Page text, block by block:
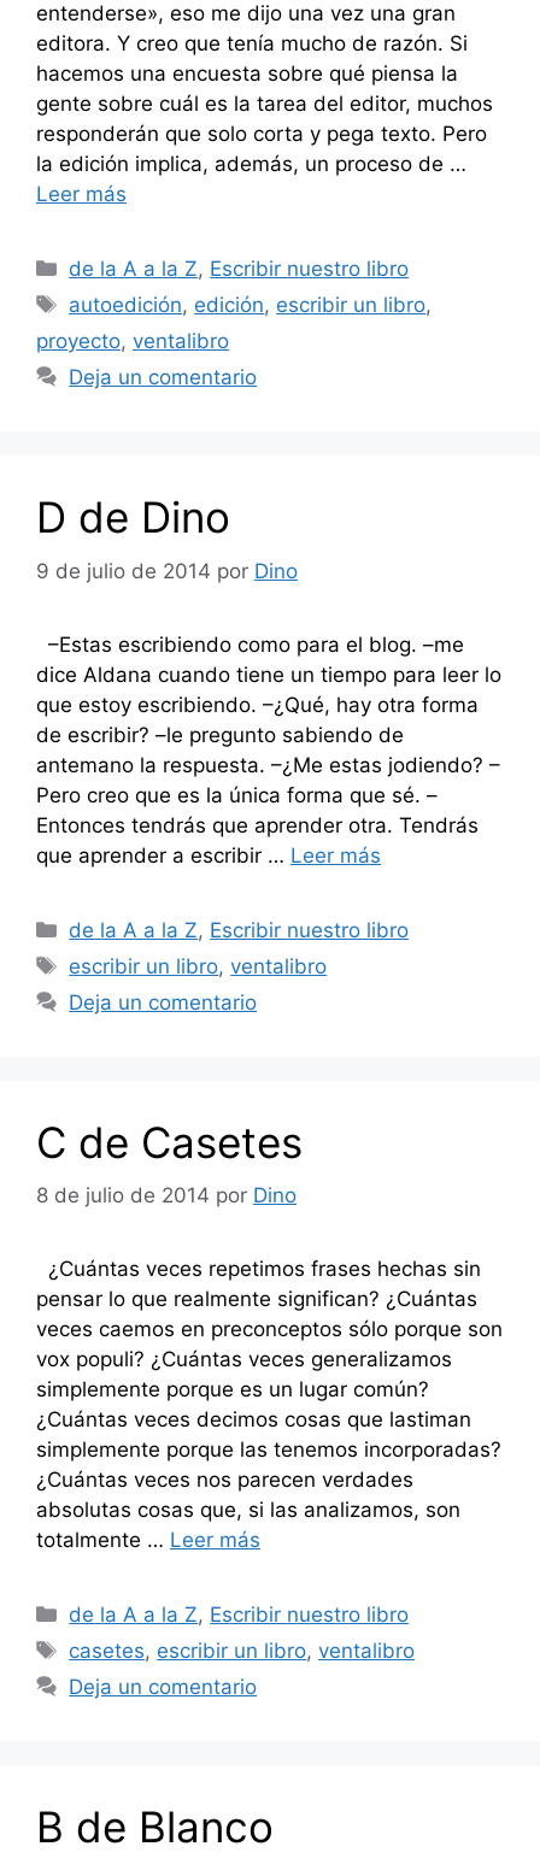
entenderse», eso me dijo una vez una gran
editora. Y creo que tenía mucho de razón. Si
hacemos una encuesta sobre qué piensa la
gente sobre cuál es la tarea del editor, muchos
responderán que solo corta y pega texto. Pero
la edición implica, además, un proceso de …
Leer más
Categorías
de la A a la Z, Escribir nuestro libro
Etiquetas
autoedición, edición, escribir un libro,
proyecto, ventalibro
Deja un comentario
D de Dino
9 de julio de 2014 por Dino
–Estas escribiendo como para el blog. –me
dice Aldana cuando tiene un tiempo para leer lo
que estoy escribiendo. –¿Qué, hay otra forma
de escribir? –le pregunto sabiendo de
antemano la respuesta. –¿Me estas jodiendo? –
Pero creo que es la única forma que sé. –
Entonces tendrás que aprender otra. Tendrás
que aprender a escribir … Leer más
Categorías
de la A a la Z, Escribir nuestro libro
Etiquetas
escribir un libro,ventalibro
Deja un comentario
C de Casetes
8 de julio de 2014 por Dino
¿Cuántas veces repetimos frases hechas sin
pensar lo que realmente significan? ¿Cuántas
veces caemos en preconceptos sólo porque son
vox populi? ¿Cuántas veces generalizamos
simplemente porque es un lugar común?
¿Cuántas veces decimos cosas que lastiman
simplemente porque las tenemos incorporadas?
¿Cuántas veces nos parecen verdades
absolutas cosas que, si las analizamos, son
totalmente … Leer más
Categorías
de la A a la Z, Escribir nuestro libro
Etiquetas
casetes, escribir un libro,ventalibro
Deja un comentario
B de Blanco